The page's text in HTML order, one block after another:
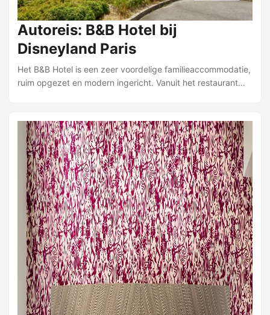
Autoreis: B&B Hotel bij
Disneyland Paris
Het B&B Hotel is een zeer voordelige familieaccommodatie,
ruim opgezet en modern ingericht. Vanuit het restaurant
uitvalsbasis voor je bezoek aan Disneyland Paris. Het hotel
ligt op circa 5 à 10 minuten rijden van de Disney Parken. Er
rijdt een gratis shuttlebus tussen hotel en parken van
08.00 uur tot 23.59 uur, iedere 20 minuten (’s middags om
de 40 minuten). Je kunt elke dag aankomen en zelf
bepalen hoeveel nachten je wilt verblijven. ...